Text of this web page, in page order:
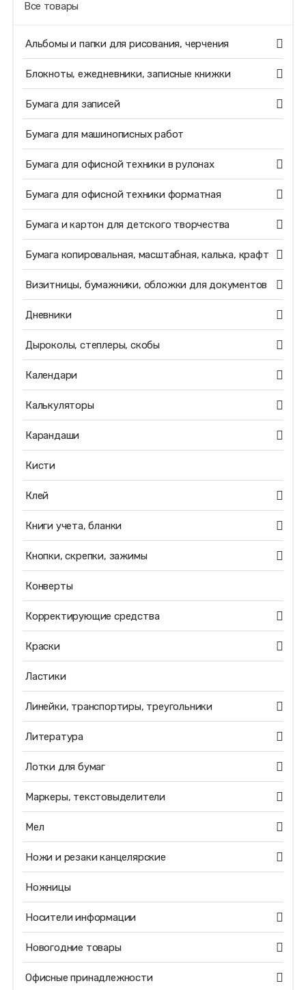
Все товары
Альбомы и папки для рисования, черчения
Блокноты, ежедневники, записные книжки
Бумага для записей
Бумага для машинописных работ
Бумага для офисной техники в рулонах
Бумага для офисной техники форматная
Бумага и картон для детского творчества
Бумага копировальная, масштабная, калька, крафт
Визитницы, бумажники, обложки для документов
Дневники
Дыроколы, степлеры, скобы
Календари
Калькуляторы
Карандаши
Кисти
Клей
Книги учета, бланки
Кнопки, скрепки, зажимы
Конверты
Корректирующие средства
Краски
Ластики
Линейки, транспортиры, треугольники
Литература
Лотки для бумаг
Маркеры, текстовыделители
Мел
Ножи и резаки канцелярские
Ножницы
Носители информации
Новогодние товары
Офисные принадлежности